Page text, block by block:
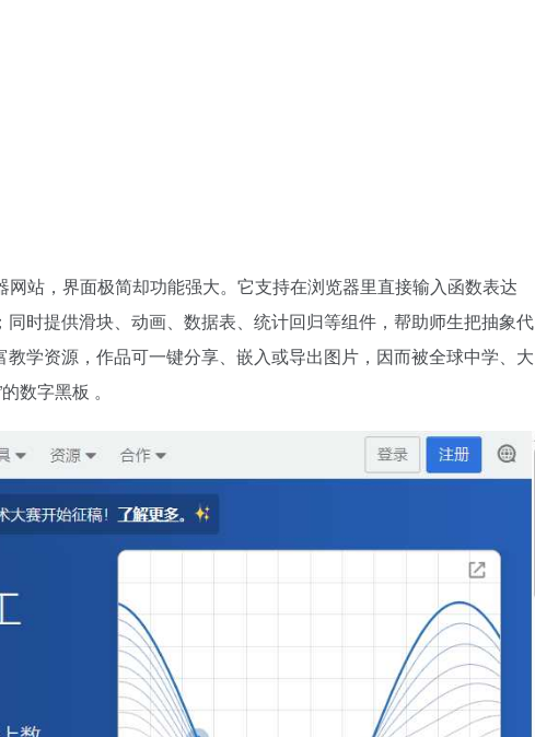
网站，界面极简却功能强大。它支持在浏览器里直接输入函数表达
时提供滑块、动画、数据表、统计回归等组件，帮助师生把抽象代
学资源，作品可一键分享、嵌入或导出图片，因而被全球中学、大
数字黑板 。